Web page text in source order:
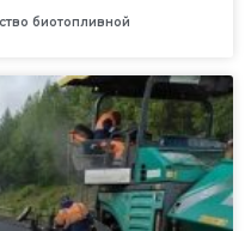
биотопливной